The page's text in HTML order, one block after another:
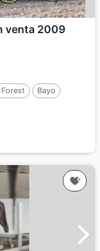
venta 2009
Bayo